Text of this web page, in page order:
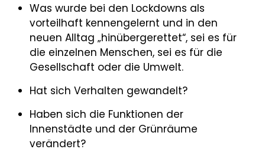
Was wurde bei den Lockdowns als
vorteilhaft kennengelernt und in den
neuen Alltag „hinübergerettet“, sei es für
die einzelnen Menschen, sei es für die
Gesellschaft oder die Umwelt.
Hat sich Verhalten gewandelt?
Haben sich die Funktionen der
Innenstädte und der Grünräume
verändert?